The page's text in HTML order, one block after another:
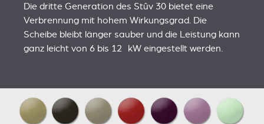
Die dritte Generation des Stûv 30 bietet eine
Verbrennung mit hohem Wirkungsgrad. Die
Scheibe bleibt länger sauber und die Leistung kann
ganz leicht von 6 bis 12 kW eingestellt werden.